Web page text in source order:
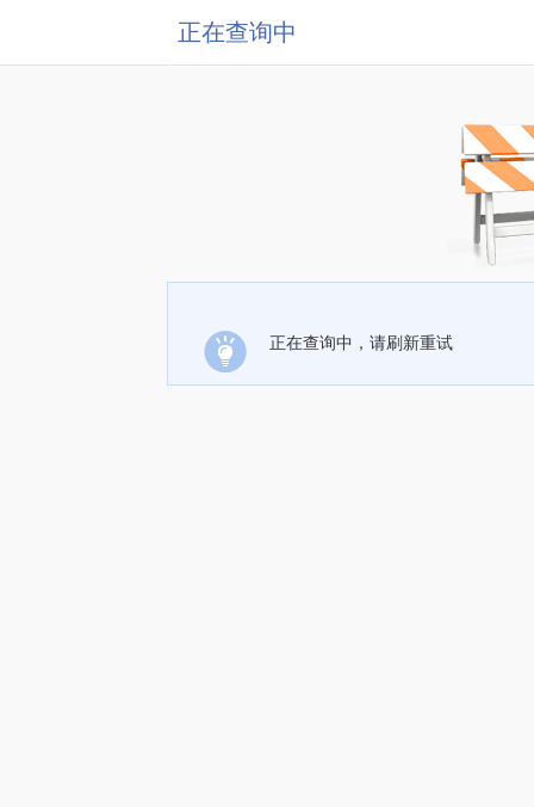
正在查询中
正在查询中，请刷新重试